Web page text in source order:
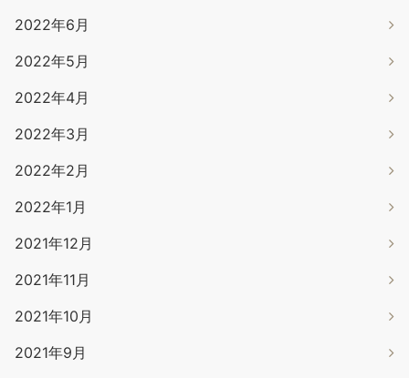
2022年6月
2022年5月
2022年4月
2022年3月
2022年2月
2022年1月
2021年12月
2021年11月
2021年10月
2021年9月